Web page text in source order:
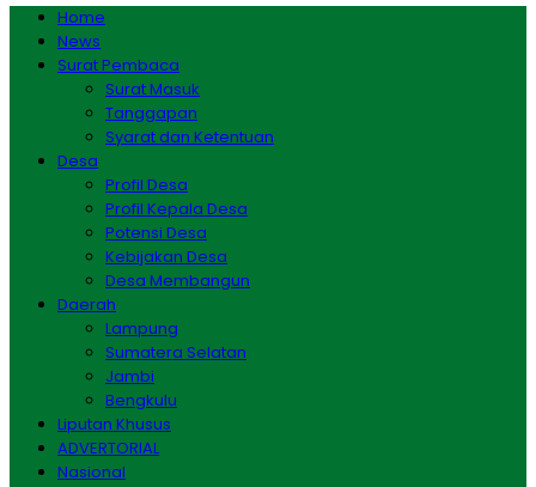
Home
News
Surat Pembaca
Surat Masuk
Tanggapan
Syarat dan Ketentuan
Desa
Profil Desa
Profil Kepala Desa
Potensi Desa
Kebijakan Desa
Desa Membangun
Daerah
Lampung
Sumatera Selatan
Jambi
Bengkulu
Liputan Khusus
ADVERTORIAL
Nasional